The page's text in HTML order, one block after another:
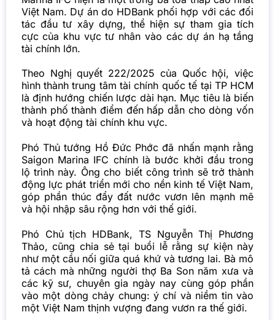
Việt Nam. Dự án do HDBank phối hợp với các đối
tác đầu tư xây dựng, thể hiện sự tham gia tích
cực của khu vực tư nhân vào các dự án hạ tầng
tài chính lớn.
Theo Nghị quyết 222/2025 của Quốc hội, việc
hình thành trung tâm tài chính quốc tế tại TP HCM
là định hướng chiến lược dài hạn. Mục tiêu là biến
thành phố thành điểm đến hấp dẫn cho dòng vốn
và hoạt động tài chính khu vực.
Phó Thủ tướng Hồ Đức Phớc đã nhấn mạnh rằng
Saigon Marina IFC chính là bước khởi đầu trong
lộ trình này. Ông cho biết công trình sẽ trở thành
động lực phát triển mới cho nền kinh tế Việt Nam,
góp phần thúc đẩy đất nước vươn lên mạnh mẽ
và hội nhập sâu rộng hơn với thế giới.
Phó Chủ tịch HDBank, TS Nguyễn Thị Phương
Thảo, cũng chia sẻ tại buổi lễ rằng sự kiện này
như một cầu nối giữa quá khứ và tương lai. Bà mô
tả cách mà những người thợ Ba Son năm xưa và
các kỹ sư, chuyên gia ngày nay cùng góp phần
vào một dòng chảy chung: ý chí và niềm tin vào
một Việt Nam thịnh vượng đang vươn ra thế giới.